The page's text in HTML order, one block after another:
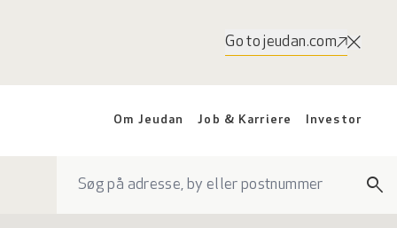
Go to jeudan.com
Om Jeudan Job & Karriere Investor
search